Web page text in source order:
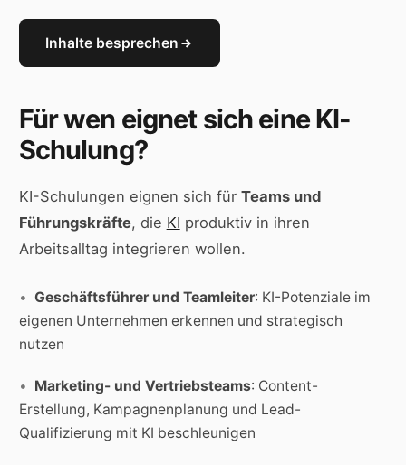
Inhalte besprechen
Für wen eignet sich eine KI-
Schulung?
KI-Schulungen eignen sich für Teams und
Führungskräfte, die KI produktiv in ihren
Arbeitsalltag integrieren wollen.
Geschäftsführer und Teamleiter: KI-Potenziale im
eigenen Unternehmen erkennen und strategisch
nutzen
Marketing- und Vertriebsteams: Content-
Erstellung, Kampagnenplanung und Lead-
Qualifizierung mit KI beschleunigen